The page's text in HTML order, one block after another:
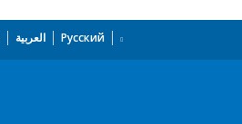
العربية Русский